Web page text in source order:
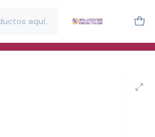
para aulas, terapeutas y